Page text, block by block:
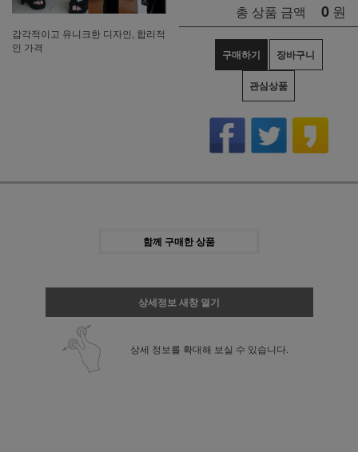
감각적이고 유니크한 디자인, 합리적
인 가격
총 상품 금액 0 원
구매하기 장바구니
관심상품
함께 구매한 상품
상세정보 새창 열기
상세 정보를 확대해 보실 수 있습니다.